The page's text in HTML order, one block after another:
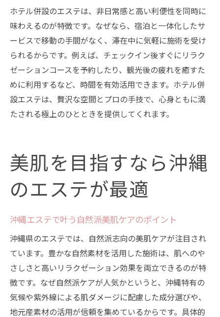
全身マッサージで得られる沖縄エステの魅
力
リラクゼーション効果を高める施術選び
カップルや友人と楽しめるエステ体験法
エステマッサージが人気の理由を徹底解説
美肌と心の癒しを両立する全身エステ活用
ホテルやサロンで楽しむ極上のマッサージ
立術
自分に合うエステの選び方を振り返る
沖縄エステで実感した変化とその理由
信頼できるサロンとの出会いが重要な理由
美しさと癒しを継続するためのエステ習慣
ホテル併設のエステは、非日常感と高い利便性を同時に
味わえるのが特徴です。なぜなら、宿泊と一体化したサ
ービスで移動の手間がなく、滞在中に気軽に施術を受け
られるからです。例えば、チェックイン後すぐにリラク
ゼーションコースを予約したり、観光後の疲れを癒すた
めに利用するなど、時間を有効活用できます。ホテル併
設エステは、贅沢な空間とプロの手技で、心身ともに満
たされる極上のひとときを提供してくれます。
美肌を目指すなら沖縄
のエステが最適
沖縄エステで叶う自然派美肌ケアのポイント
沖縄県のエステでは、自然派志向の美肌ケアが注目され
ています。豊かな自然素材を活用した施術は、肌へのや
さしさと高いリラクゼーション効果を両立できるのが特
徴です。なぜ自然派ケアが人気かというと、沖縄特有の
気候や紫外線による肌ダメージに配慮した成分選びや、
地元産素材の活用が信頼を集めているからです。具体的